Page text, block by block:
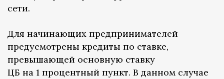
сети.
Для начинающих предпринимателей
предусмотрены кредиты по ставке,
превышающей основную ставку
ЦБ на 1 процентный пункт. В данном случае